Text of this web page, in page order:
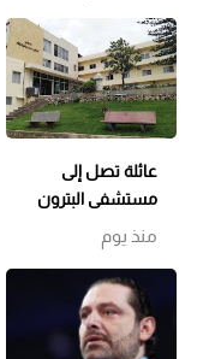
عائلة تصل إلى
مستشفى البترون
بحالة هستيرية…
والتحقيقات
مستمرة وتوقيف
الوالد
منذ يوم